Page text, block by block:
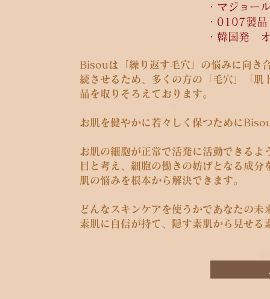
・マジョー
・0107製品
・韓国発
Bisouは「繰り返す毛穴」の悩みに向き
続させるため、多くの方の「毛穴」「肌
品を取りそろえております。
お肌を健やかに若々しく保つために
お肌の細胞が正常で活発に活動できる
目と考え、細胞の働きの妨げとなる成分
肌の悩みを根本から解決できます。
どんなスキンケアを使うかであなたの未
素肌に自信が持て、隠す素肌から見せる